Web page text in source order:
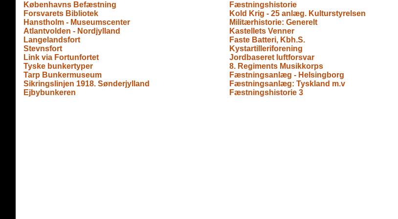
Københavns Befæstning
Forsvarets Bibliotek
Hanstholm - Museumscenter
Atlantvolden - Nordjylland
Langelandsfort
Stevnsfort
Link via Fortunfortet
Tyske bunkertyper
Tarp Bunkermuseum
Sikringslinjen 1918. Sønderjylland
Ejbybunkeren
Fæstningshistorie
Kold Krig - 25 anlæg. Kulturstyrelsen
Militærhistorie: Generelt
Kastellets Venner
Faste Batteri, Kbh.S.
Kystartilleriforening
Jordbaseret luftforsvar
8. Regiments Musikkorps
Fæstningsanlæg - Helsingborg
Fæstningsanlæg: Tyskland m.v
Fæstningshistorie 3